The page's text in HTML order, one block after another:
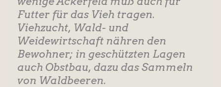
Futter für das Vieh tragen.
Viehzucht, Wald- und
Weidewirtschaft nähren den
Bewohner; in geschützten Lagen
auch Obstbau, dazu das Sammeln
von Waldbeeren.